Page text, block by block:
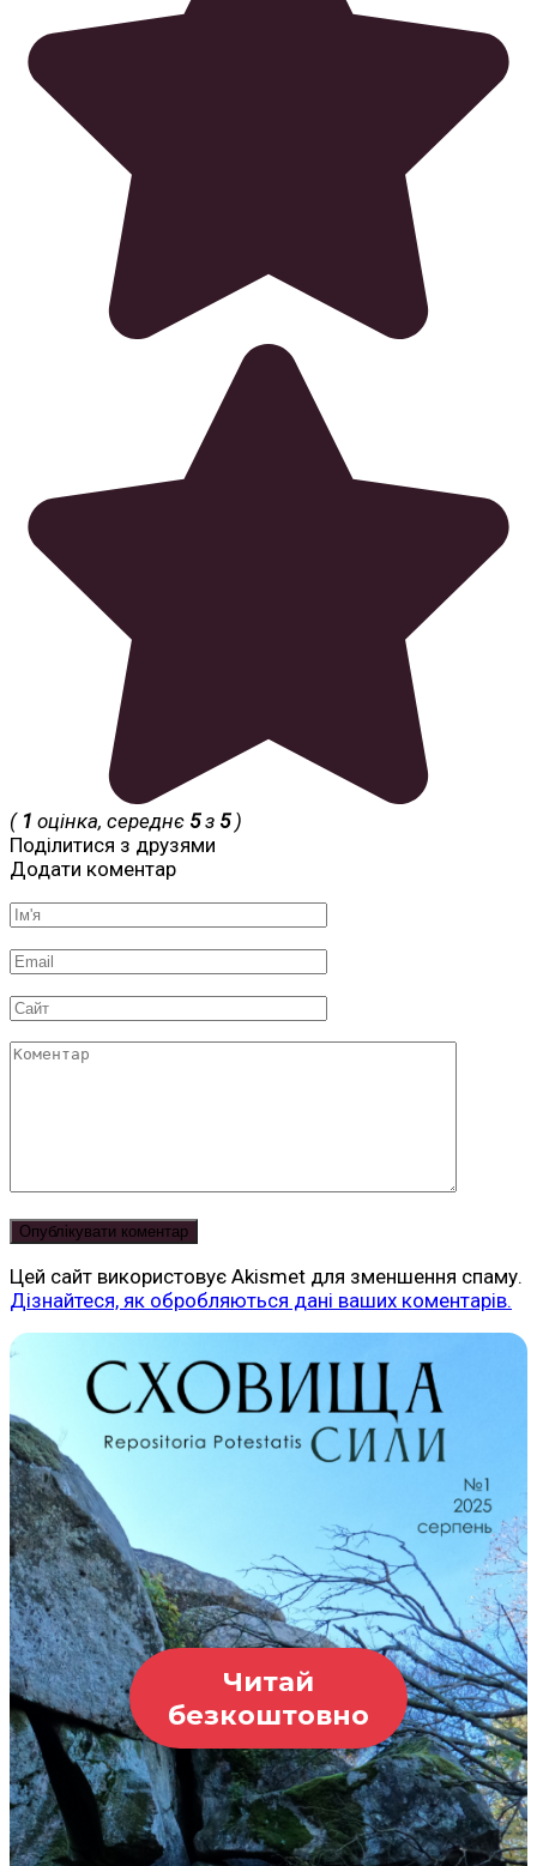
( 1 оцінка, середнє 5з 5)
Поділитися з друзями
Додати коментар
Ім'я
Email
Сайт
Коментар
Цей сайт використовує Akismet для зменшення спаму.
Дізнайтеся, як обробляються дані ваших коментарів.
Читай
безкоштовно